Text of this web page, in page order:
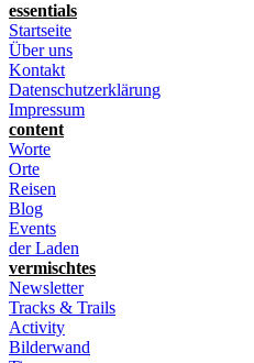
essentials
Startseite
Über uns
Kontakt
Datenschutzerklärung
Impressum
content
Worte
Orte
Reisen
Blog
Events
der Laden
vermischtes
Newsletter
Tracks & Trails
Activity
Bilderwand